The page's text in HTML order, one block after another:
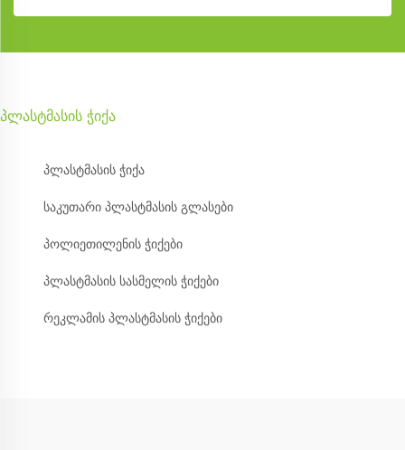
პლასტმასის ჭიქა
პლასტმასის ჭიქა
საკუთარი პლასტმასის გლასები
პოლიეთილენის ჭიქები
პლასტმასის სასმელის ჭიქები
რეკლამის პლასტმასის ჭიქები